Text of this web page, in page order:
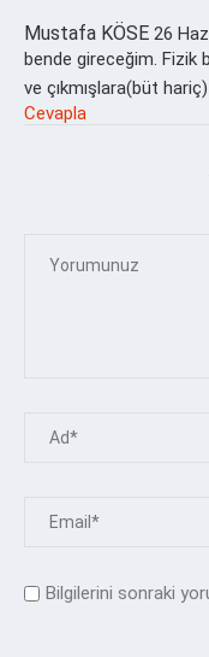
Mustafa KÖSE 26
bende gireceğim. Fizik
ve çıkmışlara(büt hariç)
Cevapla
Bilgilerini sonraki